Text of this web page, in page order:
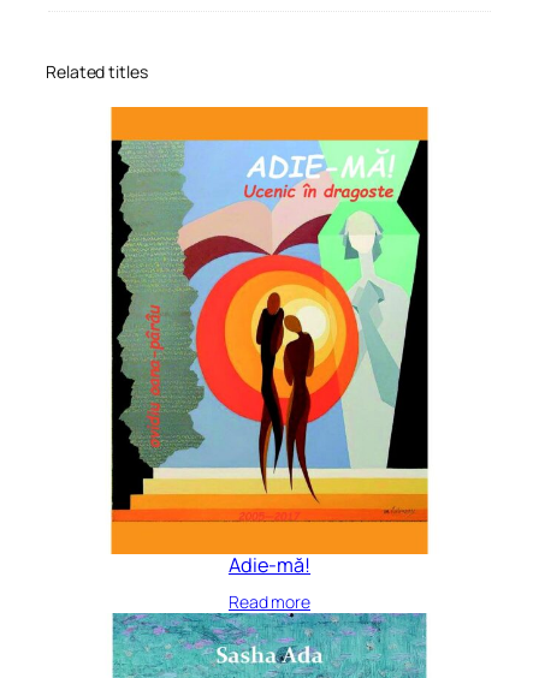
Related titles
Adie-mă!
Read more